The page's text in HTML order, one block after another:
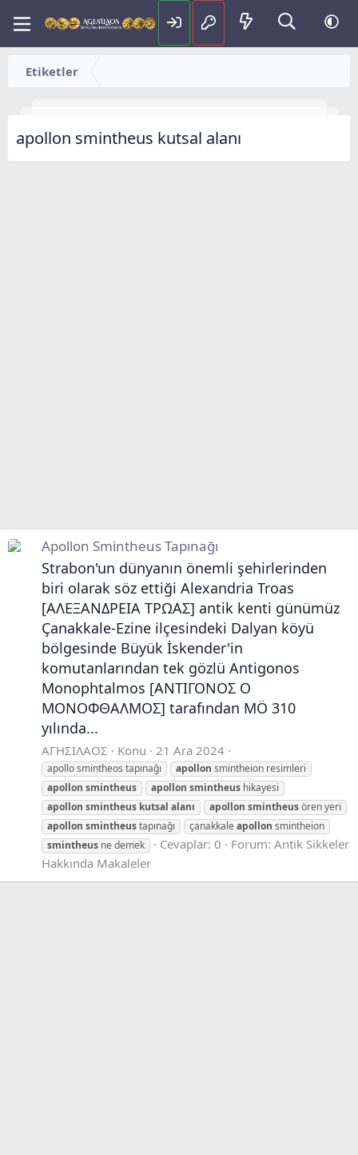
Etiketler
apollon smintheus kutsal alanı
Apollon Smintheus Tapınağı
Strabon'un dünyanın önemli şehirlerinden
biri olarak söz ettiği Alexandria Troas
[ΑΛΕΞΑΝΔΡΕΙΑ ΤΡΩΑΣ] antik kenti günümüz
Çanakkale-Ezine ilçesindeki Dalyan köyü
bölgesinde Büyük İskender'in
komutanlarından tek gözlü Antigonos
Monophtalmos [ΑΝΤΙΓΟΝΟΣ Ο
ΜΟΝΟΦΘΑΛΜΟΣ] tarafından MÖ 310
yılında...
ΑΓΗΣΙΛΑΟΣ Konu 21 Ara 2024
apollo smintheos tapınağı apollon smintheion resimleri
apollon smintheus apollon smintheus hikayesi
apollon smintheus kutsal alanı apollon smintheusören yeri
apollon smintheustapınağı çanakkaleapollon smintheion
smintheus ne demek Cevaplar: 0 Forum: Antik Sikkeler
Hakkında Makaleler